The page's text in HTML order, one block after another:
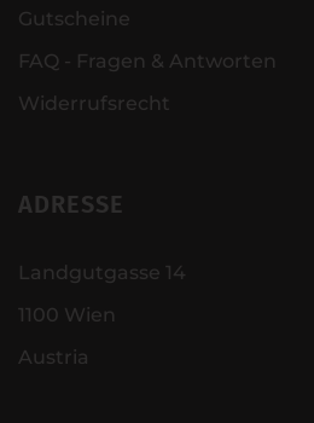
Gutscheine
FAQ - Fragen & Antworten
Widerrufsrecht
ADRESSE
Landgutgasse 14
1100 Wien
Austria